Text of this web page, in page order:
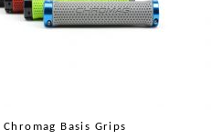
Chromag Basis Grips